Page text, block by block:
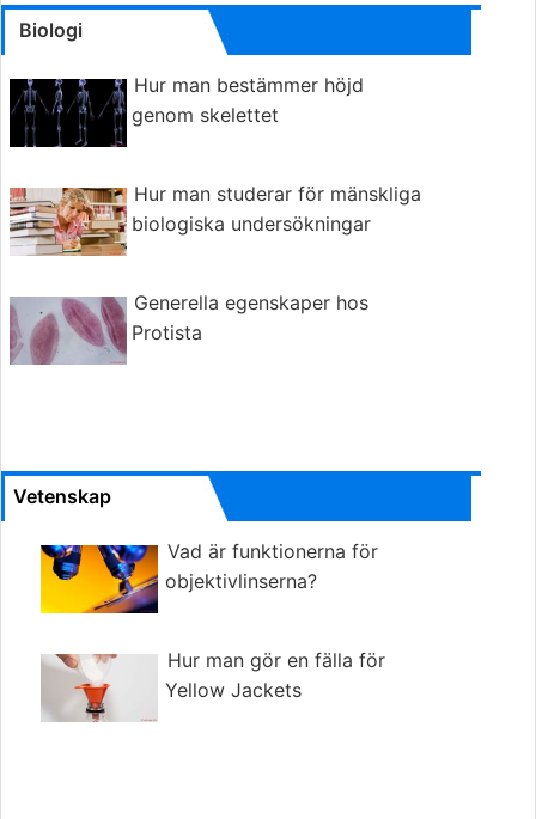
Biologi
Hur man bestämmer höjd
genom skelettet
Hur man studerar för mänskliga
biologiska undersökningar
Generella egenskaper hos
Protista
Vetenskap
Vad är funktionerna för
objektivlinserna?
Hur man gör en fälla för
Yellow Jackets